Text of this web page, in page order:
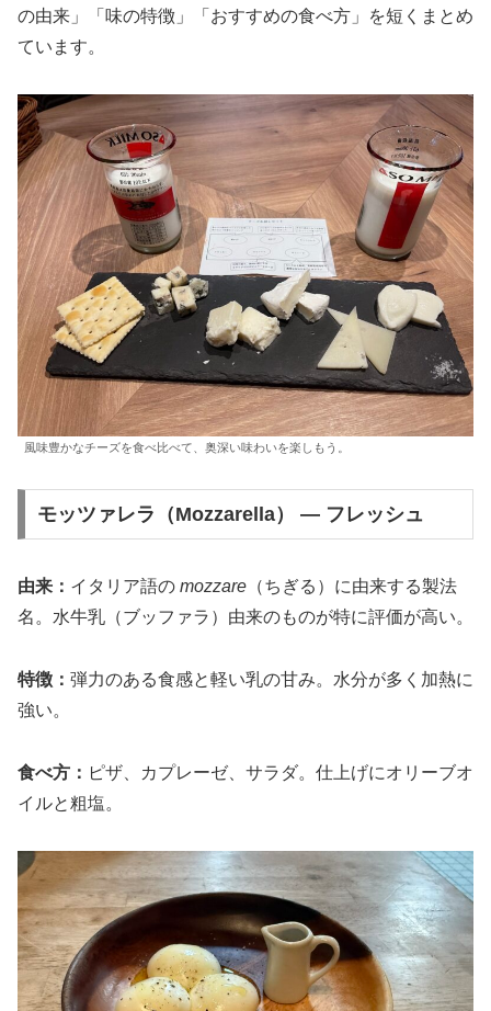
の由来」「味の特徴」「おすすめの食べ方」を短くまとめ
ています。
風味豊かなチーズを食べ比べて、奥深い味わいを楽しもう。
モッツァレラ（Mozzarella） — フレッシュ
由来： イタリア語の mozzare （ちぎる）に由来する製法
名。水牛乳（ブッファラ）由来のものが特に評価が高い。
特徴： 弾力のある食感と軽い乳の甘み。水分が多く加熱に
強い。
食べ方： ピザ、カプレーゼ、サラダ。仕上げにオリーブオ
イルと粗塩。